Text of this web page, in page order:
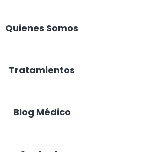
Quienes Somos
Tratamientos
Blog Médico